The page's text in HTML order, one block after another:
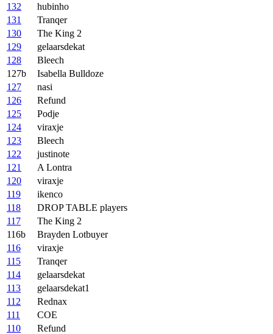
132
hubinho
131
Tranqer
130
The King 2
129
gelaarsdekat
128
Bleech
127b
Isabella Bulldoze
127
nasi
126
Refund
125
Podje
124
viraxje
123
Bleech
122
justinote
121
A Lontra
120
viraxje
119
ikenco
118
DROP TABLE players
117
The King 2
116b
Brayden Lotbuyer
116
viraxje
115
Tranqer
114
gelaarsdekat
113
gelaarsdekat1
112
Rednax
111
COE
110
Refund